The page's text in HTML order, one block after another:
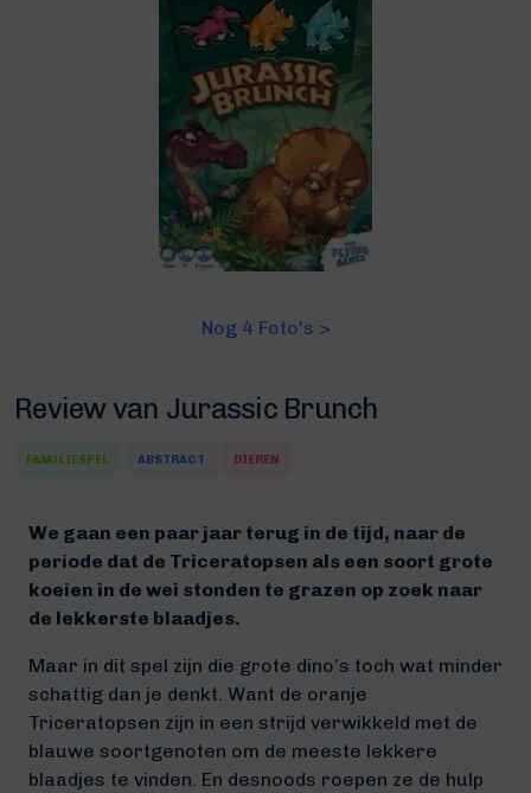
Nog 4 Foto's >
Review van Jurassic Brunch
FAMILIESPEL ABSTRACT DIEREN
We gaan een paar jaar terug in de tijd, naar de
periode dat de Triceratopsen als een soort grote
koeien in de wei stonden te grazen op zoek naar
de lekkerste blaadjes.
Maar in dit spel zijn die grote dino’s toch wat minder
schattig dan je denkt. Want de oranje
Triceratopsen zijn in een strijd verwikkeld met de
blauwe soortgenoten om de meeste lekkere
blaadjes te vinden. En desnoods roepen ze de hulp